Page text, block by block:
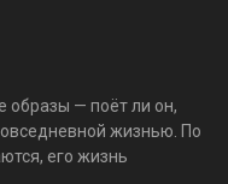
образы — поёт ли он,
жизнью. По
его жизнь